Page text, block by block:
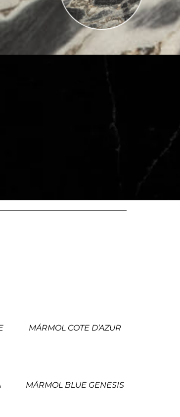
MÁRMOL COTE D’AZUR
MÁRMOL BLUE GENESIS